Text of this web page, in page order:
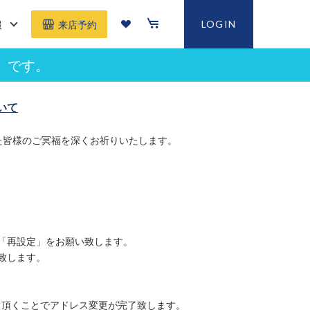
来店予約 LOGIN
す。
て
様のご冥福を深くお祈りいたします。
設定」をお願い致します。
ます。
ことでアドレス変更が完了致します。